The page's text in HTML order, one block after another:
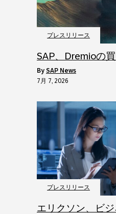
プレスリリース
SAP、Dremioの
by SAP News
7月 7, 2026
プレスリリース
エリクソン、ビ